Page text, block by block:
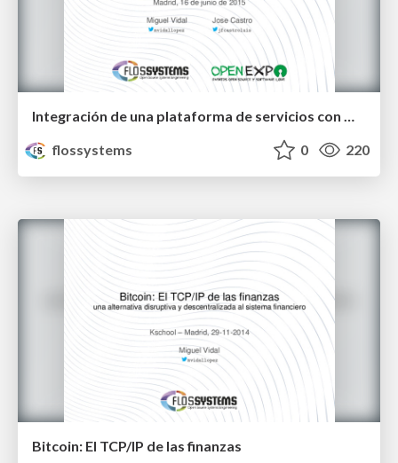
Integración de una plataforma de servicios con OpenStack: retos y oportunidades
flossystems
0 220
Bitcoin: El TCP/IP de las finanzas